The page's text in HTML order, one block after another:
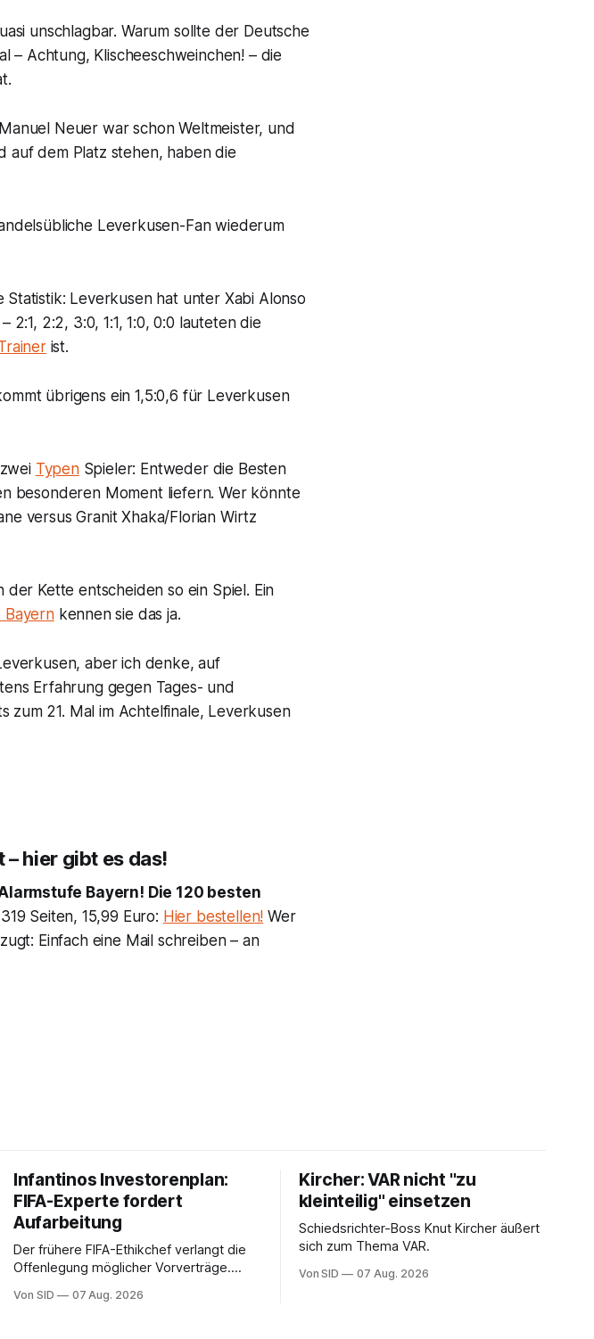
unschlagbar. Warum sollte der Deutsche
– Achtung, Klischeeschweinchen! – die
Neuer war schon Weltmeister, und
auf dem Platz stehen, haben die
Leverkusen-Fan wiederum
Leverkusen hat unter Xabi Alonso
2:2, 3:0, 1:1, 1:0, 0:0 lauteten die
ist.
übrigens ein 1,5:0,6 für Leverkusen
TypenSpieler: Entweder die Besten
besonderen Moment liefern. Wer könnte
versus Granit Xhaka/Florian Wirtz
der Kette entscheiden so ein Spiel. Ein
Bayernkennen sie das ja.
aber ich denke, auf
Erfahrung gegen Tages- und
zum 21. Mal im Achtelfinale, Leverkusen
hier gibt es das!
Bayern! Die 120 besten
Seiten, 15,99 Euro: Hier bestellen! Wer
Einfach eine Mail schreiben – an
Infantinos Investorenplan:
FIFA-Experte fordert
Aufarbeitung
Der frühere FIFA-Ethikchef verlangt die
Offenlegung möglicher Vorverträge.
Infantinos Rolle entscheidend sein.
Von SID 07 Aug. 2026
Kircher: VAR nicht "zu
kleinteilig" einsetzen
Schiedsrichter-Boss Knut Kircher äußert
sich zum Thema VAR.
Von SID 07 Aug. 2026